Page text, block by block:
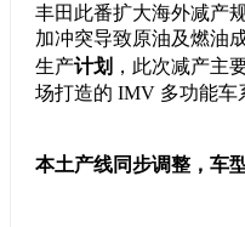
丰田此番扩大海外减产
加冲突导致原油及燃油
生产计划 ，此次减产主
场打造的 IMV 多功能车
本土产线同步调整，车